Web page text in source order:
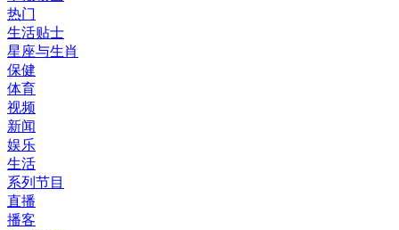
热门
生活贴士
星座与生肖
保健
体育
视频
新闻
娱乐
生活
系列节目
直播
播客